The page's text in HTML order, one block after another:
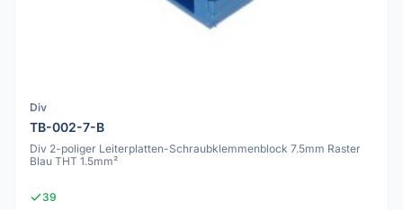
Div
TB-002-7-B
Div 2-poliger Leiterplatten-Schraubklemmenblock 7.5mm Raster
Blau THT 1.5mm²
39